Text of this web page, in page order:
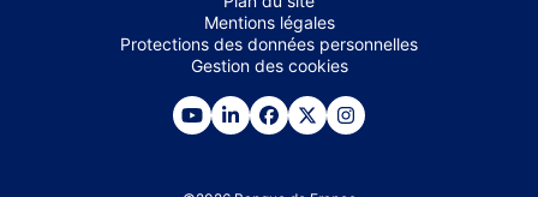
Mentions légales
Protections des données personnelles
Gestion des cookies